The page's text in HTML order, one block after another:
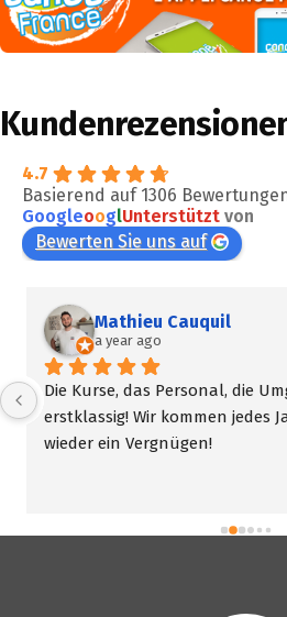
4.7
Basierend auf 1306
GoogleooglUnterstützt von
Bewerten Sie uns auf
Mathieu Cauquil
a year ago
Die Kurse, das Personal, die
erstklassig! Wir kommen jedes
wieder ein Vergnügen!